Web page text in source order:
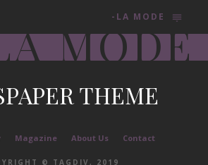
-LA MODE
MODE
THEME
Magazine About Us Contact
© TAGDIV, 2019